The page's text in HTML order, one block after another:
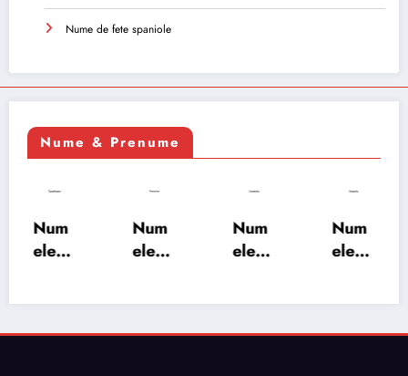
Nume de fete spaniole
Nume & Prenume
Num
ele
semn
Num
ele
semn
Num
ele
semn
Num
ele
ificați